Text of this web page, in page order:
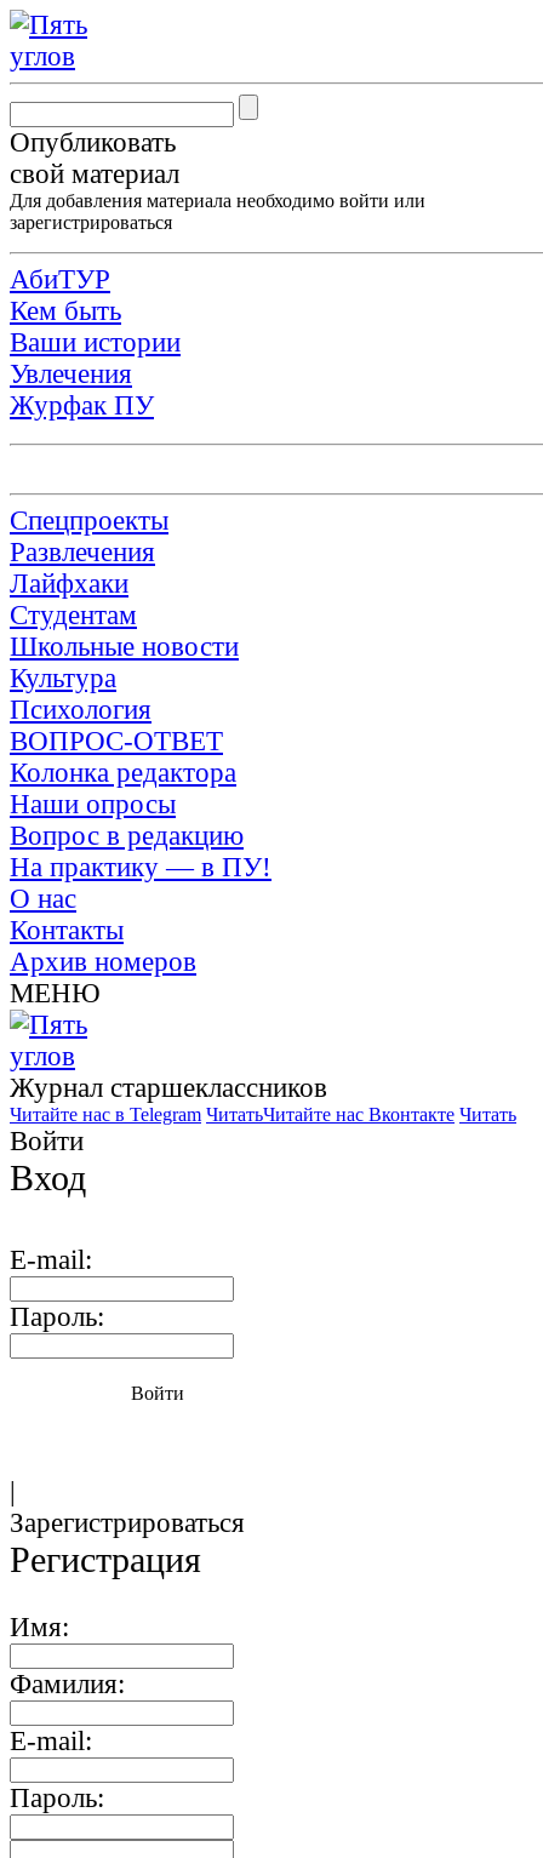
Опубликовать
свой материал
Для добавления материала необходимо войти или
зарегистрироваться
АбиТУР
Кем быть
Ваши истории
Увлечения
Журфак ПУ
Спецпроекты
Развлечения
Лайфхаки
Студентам
Школьные новости
Культура
Психология
ВОПРОС-ОТВЕТ
Колонка редактора
Наши опросы
Вопрос в редакцию
На практику — в ПУ!
О нас
Контакты
Архив номеров
МЕНЮ
Журнал старшекласcников
Читайте нас в Telegram ЧитатьЧитайте нас Вконтакте Читать
Войти
Вход
E-mail:
Пароль:
Войти
|
Зарегистрироваться
Регистрация
Имя:
Фамилия:
E-mail:
Пароль: